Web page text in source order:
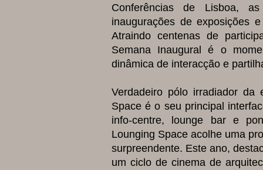
Conferências de Lisboa,
inaugurações de exposições
Atraindo centenas de
Semana Inaugural é o
dinâmica de interacção e
Verdadeiro pólo irradiador
Space é o seu principal
info-centre, lounge bar e
Lounging Space acolhe uma
surpreendente. Este ano,
um ciclo de cinema de